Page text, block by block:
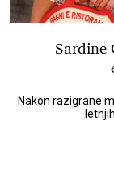
Sardine
Nakon razigrane